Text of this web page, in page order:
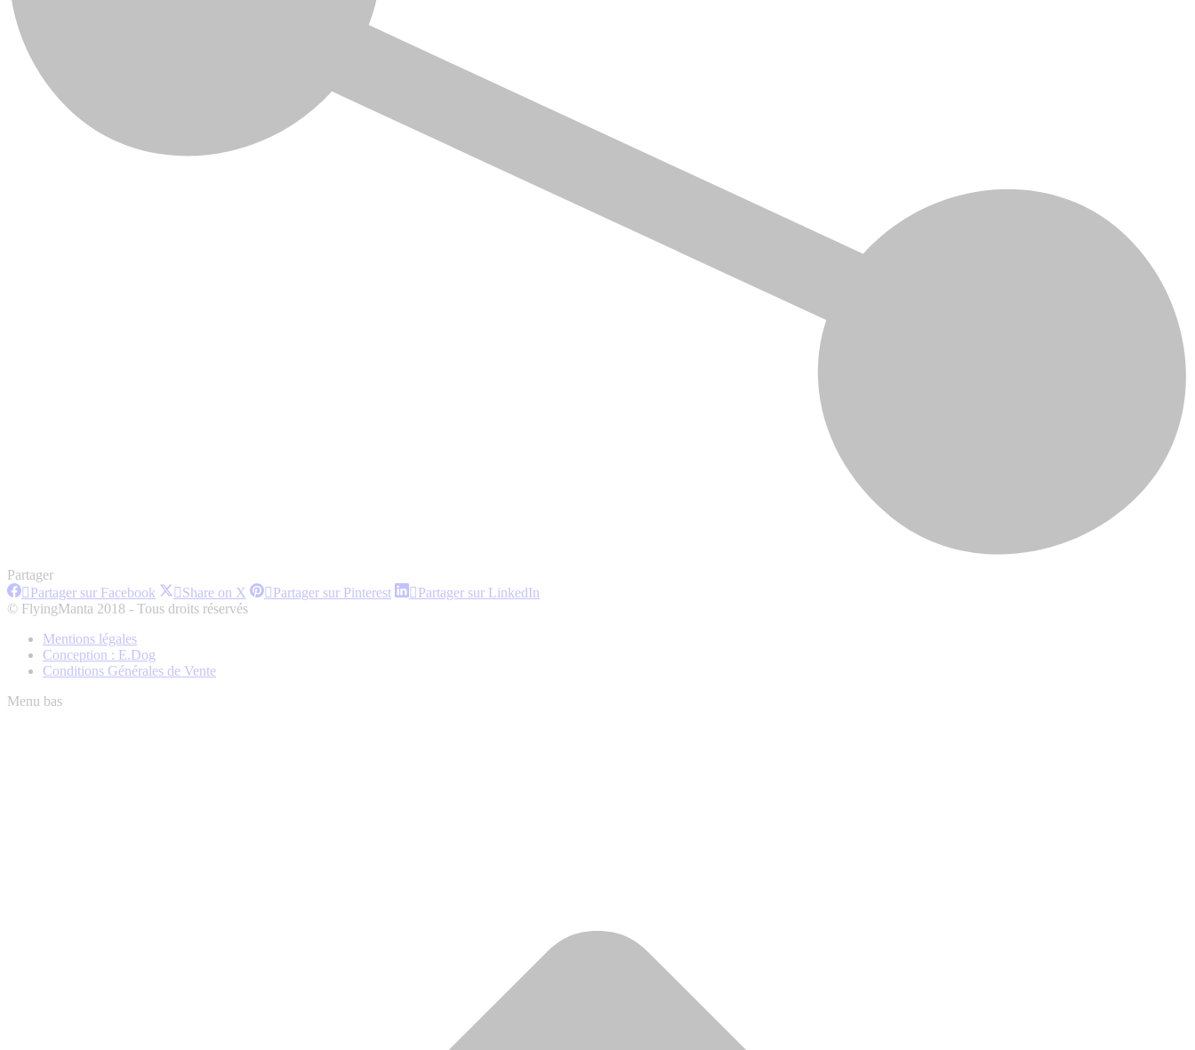
Partager
Partager sur Facebook Partager
sur
Share on X Partager
sur
Partager sur PinterestPartagerPartager sur LinkedIn
© FlyingManta 2018 - Tous droits réservés
Mentions légales
Conception : E.Dog
Conditions Générales de Vente
Menu bas